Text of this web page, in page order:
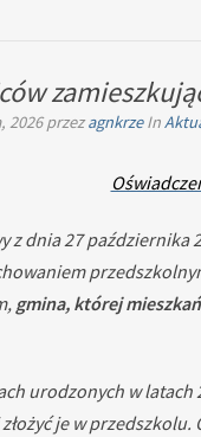
2026 przezagnkrzeIn
z dnia 27
gmina, której
urodzonych w latach
je w